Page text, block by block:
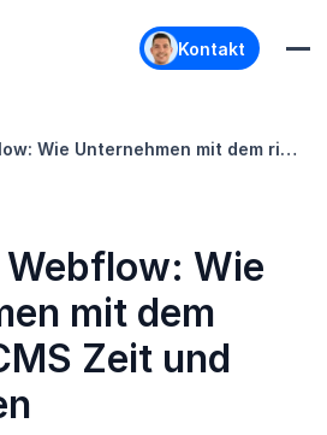
Kontakt
TYPO3 zu Webflow: Wie Unternehmen mit dem richtigen CMS Zeit und Geld sparen
Webflow: Wie
mit dem
Zeit und